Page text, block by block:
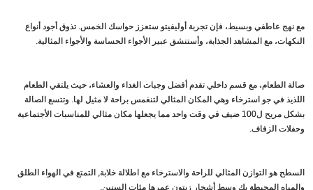
مع نهج عاطفي وبسيط، فإن تجربة أوليفيتو ستعزز حواسك الخمس. تذوق أجود أنواع
النكهات، مع المشاهد الجذابة، وأستنشق عبير الأجواء الحساسة والأجواء المثالية.
صالة الطعام، مع قسم داخلي تقدم أفضل وجبات الغداء والعشاء، حيث يلتقي الطعام
اللذيذ في جو استرخاء وهي المكان المثالي لتنغمس براحة لا مثيل لها. وتتسع الصالة
بشكل مريح ل100 ضيف في وقت واحد مما يجعلها مكان مثالي للمناسبات الأجتماعية
وحفلات الزفاف.
السطح هو التوازن المثالي للراحة والاسترخاء مع اطلالة خلابة, التمتع في الهواء الطلق
والمياه المحيطة بك وسط أشجار زيتون عمرها مئات السنين.